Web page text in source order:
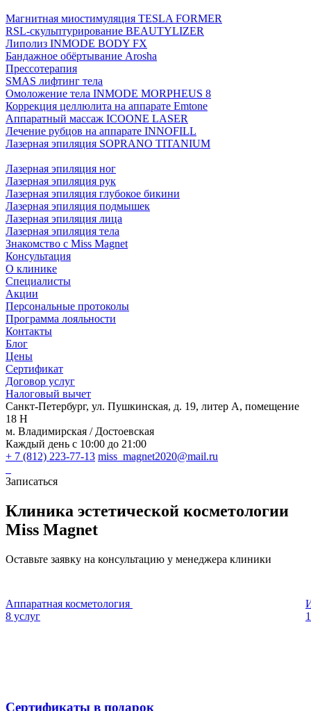
Магнитная миостимуляция TESLA FORMER
RSL-скульптурирование BEAUTYLIZER
Липолиз INMODE BODY FX
Бандажное обёртывание Arosha
Прессотерапия
SMAS лифтинг тела
Омоложение тела INMODE MORPHEUS 8
Коррекция целлюлита на аппарате Emtone
Аппаратный массаж ICOONE LASER
Лечение рубцов на аппарате INNOFILL
Лазерная эпиляция SOPRANO TITANIUM
Лазерная эпиляция ног
Лазерная эпиляция рук
Лазерная эпиляция глубокое бикини
Лазерная эпиляция подмышек
Лазерная эпиляция лица
Лазерная эпиляция тела
Знакомство с Miss Magnet
Консультация
О клинике
Специалисты
Акции
Персональные протоколы
Программа лояльности
Контакты
Блог
Цены
Сертификат
Договор услуг
Налоговый вычет
Санкт-Петербург, ул. Пушкинская, д. 19, литер А, помещение
18 Н
м. Владимирская / Достоевская
Каждый день с 10:00 до 21:00
+ 7 (812) 223-77-13 miss_magnet2020@mail.ru
Записаться
Клиника эстетической косметологии
Miss Magnet
Оставьте заявку на консультацию у менеджера клиники
Аппаратная косметология
8 услуг
Сертификаты в подарок